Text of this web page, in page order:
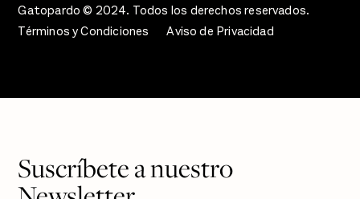
Gatopardo © 2024. Todos los derechos reservados.
Términos y Condiciones
Aviso de Privacidad
Suscríbete a nuestro